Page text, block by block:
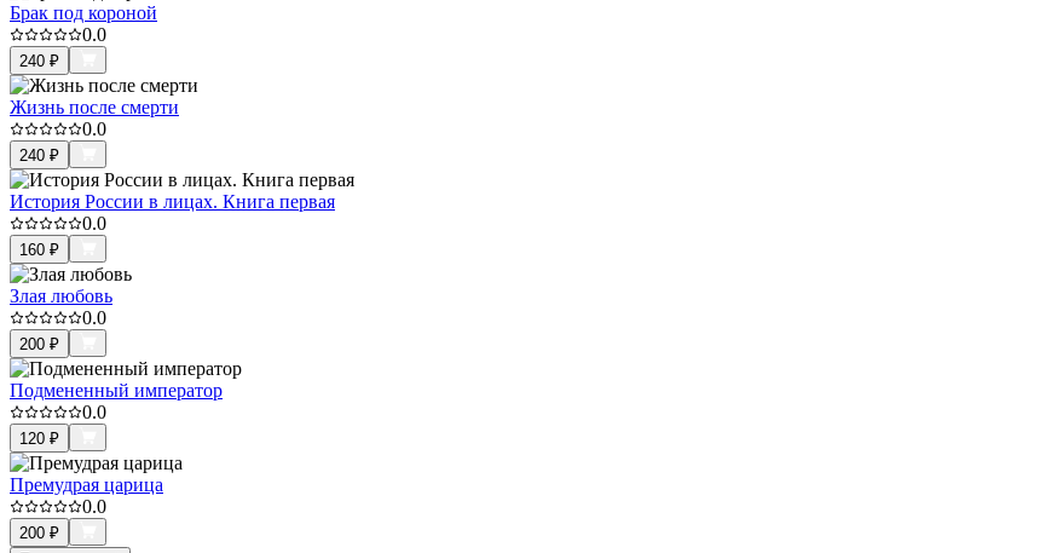
Брак под короной
0.0
240 ₽
Жизнь после смерти
0.0
240 ₽
История России в лицах. Книга первая
0.0
160 ₽
Злая любовь
0.0
200 ₽
Подмененный император
0.0
120 ₽
Премудрая царица
0.0
200 ₽